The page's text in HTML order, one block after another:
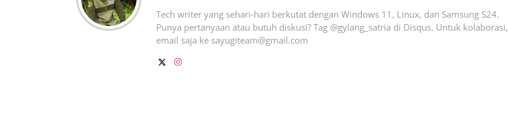
Tech writer yang sehari‑hari berkutat dengan Windows 11, Linux, dan Samsung S24.
Punya pertanyaan atau butuh diskusi? Tag @gylang_satria di Disqus. Untuk kolaborasi,
email saja ke sayugiteam@gmail.com